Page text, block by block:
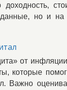
но и на
от
которые
Важно